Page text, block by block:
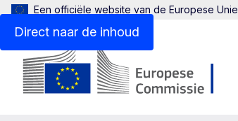
Direct naar de inhoud
Een officiële website van de Europese Unie